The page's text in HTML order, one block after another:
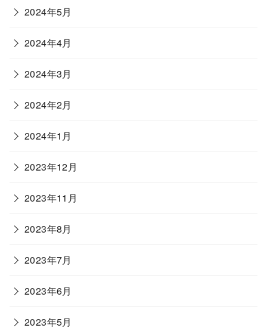
2024年5月
2024年4月
2024年3月
2024年2月
2024年1月
2023年12月
2023年11月
2023年8月
2023年7月
2023年6月
2023年5月